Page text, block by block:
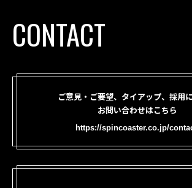
CONTACT
ご意見・ご要望、タイアップ、採用
お問い合わせはこちら
https://spincoaster.co.jp/